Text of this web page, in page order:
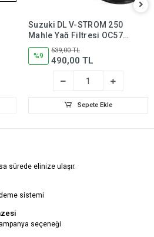
Suzuki DL V-STROM 250
Mahle Yağ Filtresi OC574,
dl250,dlv250
%9
539,00 TL
490,00 TL
Sepete Ekle
sürede elinize ulaşır.
sistemi
seçeneği